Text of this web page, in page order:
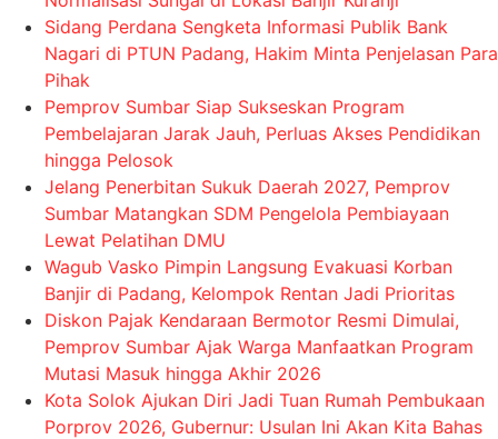
Sidang Perdana Sengketa Informasi Publik Bank
Nagari di PTUN Padang, Hakim Minta Penjelasan Para
Pihak
Pemprov Sumbar Siap Sukseskan Program
Pembelajaran Jarak Jauh, Perluas Akses Pendidikan
hingga Pelosok
Jelang Penerbitan Sukuk Daerah 2027, Pemprov
Sumbar Matangkan SDM Pengelola Pembiayaan
Lewat Pelatihan DMU
Wagub Vasko Pimpin Langsung Evakuasi Korban
Banjir di Padang, Kelompok Rentan Jadi Prioritas
Diskon Pajak Kendaraan Bermotor Resmi Dimulai,
Pemprov Sumbar Ajak Warga Manfaatkan Program
Mutasi Masuk hingga Akhir 2026
Kota Solok Ajukan Diri Jadi Tuan Rumah Pembukaan
Porprov 2026, Gubernur: Usulan Ini Akan Kita Bahas